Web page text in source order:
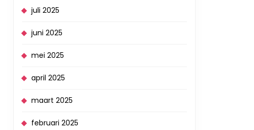
juli 2025
juni 2025
mei 2025
april 2025
maart 2025
februari 2025